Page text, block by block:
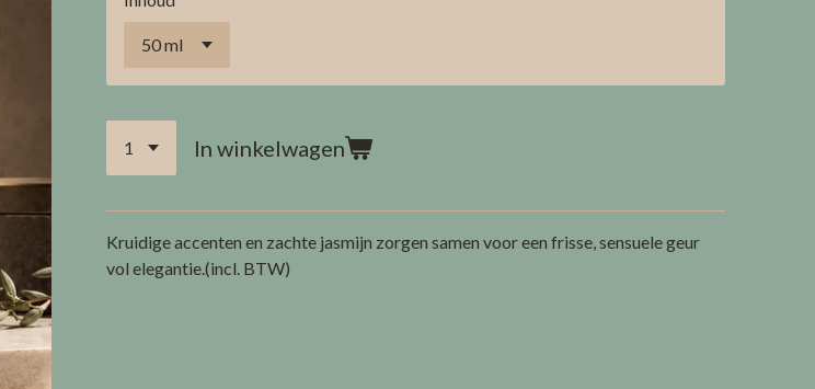
In winkelwagen
Kruidige accenten en zachte jasmijn zorgen samen voor een frisse, sensuele geur
vol elegantie.(incl. BTW)